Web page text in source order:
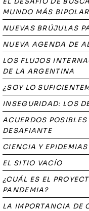
MUNDO MÁS BIPOLAR
NUEVAS BRÚJULAS
NUEVA AGENDA DE
LOS FLUJOS
DE LA ARGENTINA
¿SOY LO
INSEGURIDAD: LOS
ACUERDOS
DESAFIANTE
CIENCIA Y EPIDEMIAS
EL SITIO VACÍO
¿CUÁL ES EL
PANDEMIA?
LA IMPORTANCIA DE